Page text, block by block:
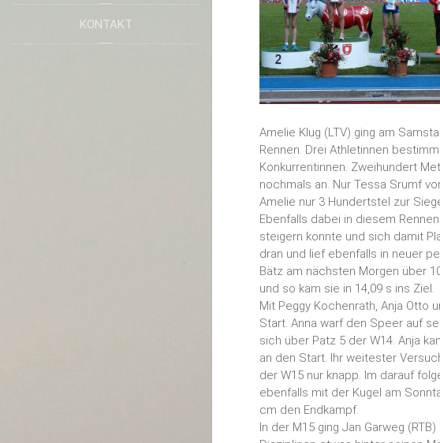
KONTAKT
Amelie Klug (LTV) ging am
Rennen. Drei Athletinnen
Konkurrentinnen. Zweihundert
nochmals an. Nur Tessa Srumf
Amelie nur 3 Hundertstel zur
Ebenfalls dabei in diesem
steigern konnte und sich damit
dran und lief ebenfalls in neuer
Bätz am nächsten Morgen über
und so kam sie in 14,09 s ins Ziel.
Mit Peggy Kochenrath, Anja Otto
Start. Anna warf den Speer auf
sich über Patz 5 der W14. Anja
an den Start. Ihr weitester
der W15 nur knapp. Im darauf
ebenfalls mit der Kugel am
cm den Endkampf.
In der M15 ging Jan Garweg